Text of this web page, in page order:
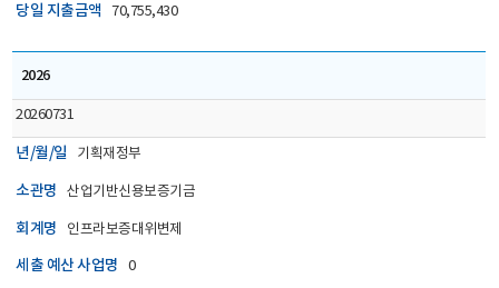
당일 지출금액 70,755,430
2026
20260731
년/월/일 기획재정부
소관명 산업기반신용보증기금
회계명 인프라보증대위변제
세출 예산 사업명 0